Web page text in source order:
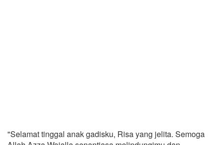
"Selamat tinggal anak gadisku, Risa yang jelita. Semoga